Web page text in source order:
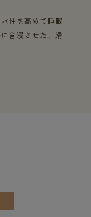
性を高めて睡眠
含浸させた、滑